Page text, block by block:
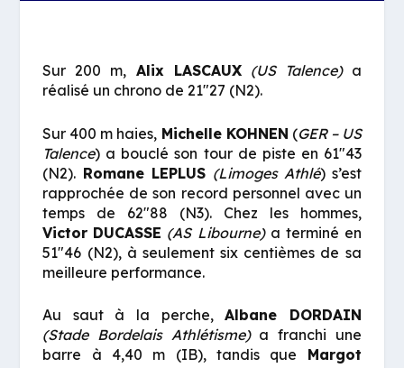
Sur 200 m, Alix LASCAUX (US Talence)a
réalisé un chrono de 21″27 (N2).
Sur 400 m haies, Michelle KOHNEN (GER – US
Talence) a bouclé son tour de piste en 61″43
(N2). Romane LEPLUS (Limoges Athlé) s’est
rapprochée de son record personnel avec un
temps de 62″88 (N3). Chez les hommes,
Victor DUCASSE (AS Libourne)a terminé en
51″46 (N2), à seulement six centièmes de sa
meilleure performance.
Au saut à la perche,Albane DORDAIN
(Stade Bordelais Athlétisme)a franchi une
barre à 4,40 m (IB), tandis que Margot